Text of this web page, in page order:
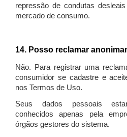
repressão de condutas
mercado de consumo.
14. Posso reclamar
Não. Para registrar uma
consumidor se cadastre e
nos Termos de Uso.
Seus dados pessoais
conhecidos apenas pela
órgãos gestores do sistema.